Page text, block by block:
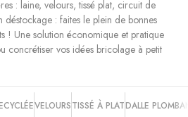
: laine, velours, tissé plat, circuit de
: faites le plein de bonnes
! Une solution économique et pratique
concrétiser vos idées bricolage à petit
VELOURSTISSÉ À PLATDALLE